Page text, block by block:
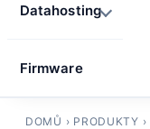
DOMŮ › PRODUKTY ›
Datahosting
Firmware